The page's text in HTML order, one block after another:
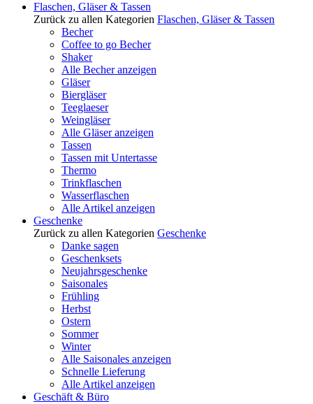
Flaschen, Gläser & Tassen
Zurück zu allen Kategorien Flaschen, Gläser & Tassen
Becher
Coffee to go Becher
Shaker
Alle Becher anzeigen
Gläser
Biergläser
Teeglaeser
Weingläser
Alle Gläser anzeigen
Tassen
Tassen mit Untertasse
Thermo
Trinkflaschen
Wasserflaschen
Alle Artikel anzeigen
Geschenke
Zurück zu allen Kategorien Geschenke
Danke sagen
Geschenksets
Neujahrsgeschenke
Saisonales
Frühling
Herbst
Ostern
Sommer
Winter
Alle Saisonales anzeigen
Schnelle Lieferung
Alle Artikel anzeigen
Geschäft & Büro